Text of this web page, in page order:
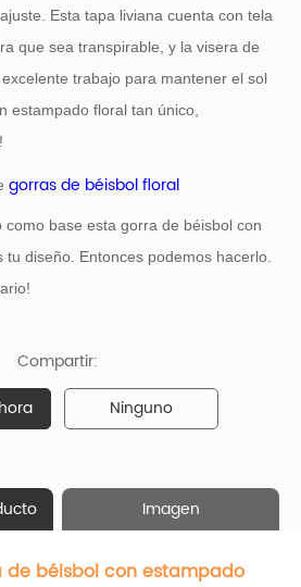
Esta tapa liviana cuenta con tela
que sea transpirable, y la visera de
trabajo para mantener el sol
estampado floral tan único,
gorras de béisbol floral
como base esta gorra de béisbol con
diseño. Entonces podemos hacerlo.
Compartir:
Ninguno
Imagen
béisbol con estampado